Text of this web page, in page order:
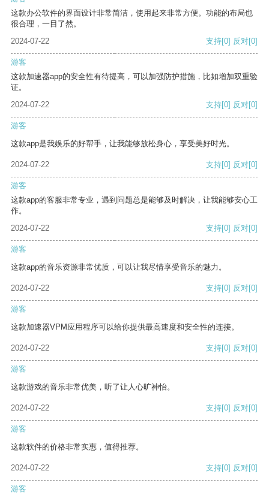
这款办公软件的界面设计非常简洁，使用起来非常方便。功能的布局也
很合理，一目了然。
2024-07-22
支持[0] 反对[0]
游客
这款加速器app的安全性有待提高，可以加强防护措施，比如增加双重验
证。
2024-07-22
支持[0] 反对[0]
游客
这款app是我娱乐的好帮手，让我能够放松身心，享受美好时光。
2024-07-22 支持[0] 反对[0]
游客
这款app的客服非常专业，遇到问题总是能够及时解决，让我能够安心工
作。
2024-07-22
支持[0] 反对[0]
游客
这款app的音乐资源非常优质，可以让我尽情享受音乐的魅力。
2024-07-22 支持[0] 反对[0]
游客
这款加速器VPM应用程序可以给你提供最高速度和安全性的连接。
2024-07-22 支持[0] 反对[0]
游客
这款游戏的音乐非常优美，听了让人心旷神怡。
2024-07-22 支持[0] 反对[0]
游客
这款软件的价格非常实惠，值得推荐。
2024-07-22 支持[0] 反对[0]
游客